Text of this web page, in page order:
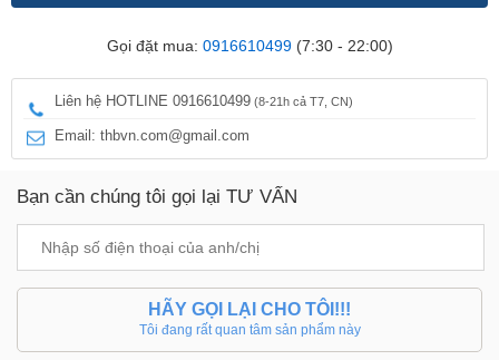
Gọi đặt mua: 0916610499(7:30 - 22:00)
Liên hệ HOTLINE 0916610499 (8-21h cả T7, CN)
Email: thbvn.com@gmail.com
Bạn cần chúng tôi gọi lại TƯ VẤN
HÃY GỌI LẠI CHO TÔI!!!
Tôi đang rất quan tâm sản phẩm này